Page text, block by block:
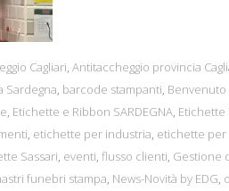
Cagliari Antitaccheggio provincia
Sardegna barcode stampanti Benvenuto
Etichette e Ribbon SARDEGNA Etichette
etichette per industria etichette per
Sassari eventi flusso clienti Gestione
funebri stampa News-Novità by EDG